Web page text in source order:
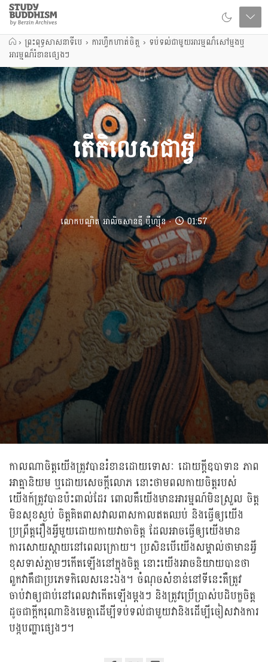
Close
Study
Buddhism
Home
› ព្រះពុទ្ធសាសនាទីបេ › ការហ្វឹកហាត់ចិត្ត › ទប់ទល់ជាមួយអារម្មណ៏សៅម្មងឬ
អារម្មណ៏រំខានផ្សេងៗ
តើកិលេសជាអ្វី
លោកបណ្ឌិត អាលិចសានឌឺ បុឺហ្សុីន 01:57
កាលណាចិត្តយើងត្រូវបានរំខានដោយទោសៈ ដោយក្តីឧបាទាន ភាព
អាត្មានិយម ឬដោយសេចក្តីលោភ នោះថាមពលកាយចិត្តរបស់
យើងក៍ត្រូវបានប៉ះពាល់ដែរ ពោលគឺយើងមានអារម្មណ៍មិនស្រួល ចិត្ត
មិនសុខស្ងប់ ចិត្តគិតពាសវាលពាសកាលឥតឈប់ និងធ្វើឲ្យយើង
ប្រព្រឹត្តរឿងអ្វីមួយដោយកាយវាចាចិត្ត ដែលអាចធ្វើឲ្យយើងមាន
ការសោយស្តាយនៅពេលក្រោយ។ ប្រសិនបើយើងសម្គាល់ថាមានអ្វី
ខុសទាស់ភ្លាមៗកើតឡើងនៅក្នុងចិត្ត នោះយើងអាចនិយាយបានថា
ពួកវាគឺជាប្រភេទកិលេសនេះឯង។ ចំណុចសំខាន់នៅទីនេះគឺត្រូវ
ចាប់វាឲ្យជាប់នៅពេលវាកើតឡើងម្តងៗ និងត្រូវប្រើប្រាស់បដិបក្ខចិត្ត
ដូចជាក្តីករុណានិងមេត្តាដើម្បីទប់ទល់ជាមួយវានិងដើម្បីចៀសវាងការ
បង្កបញ្ហាផ្សេងៗ។